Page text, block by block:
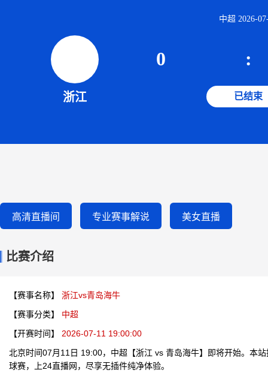
中超 2026-
浙江
0 :
已结束
高清直播间 专业赛事解说 美女直播
比赛介绍
【赛事名称】
浙江vs青岛海牛
【赛事分类】
中超
【开赛时间】
2026-07-11 19:00:00
北京时间07月11日 19:00，中超【浙江 vs 青岛海牛】即将开始。本
球赛，上24直播网，尽享无插件纯净体验。